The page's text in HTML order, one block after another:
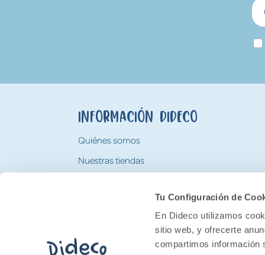
Tu Configuración de
En Dideco utilizamos
sitio web, y ofrecerte
compartimos información
Información Dideco
Quiénes somos
Nuestras tiendas
Tarjeta Regalo Dideco